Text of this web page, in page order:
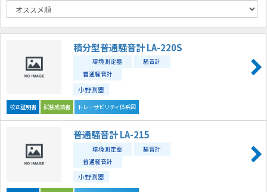
積分型普通騒音計 LA-220S
環境測定器
騒音計
普通騒音計
小野測器
校正証明書 試験成績書 トレーサビリティ体系図
普通騒音計 LA-215
環境測定器
騒音計
普通騒音計
小野測器